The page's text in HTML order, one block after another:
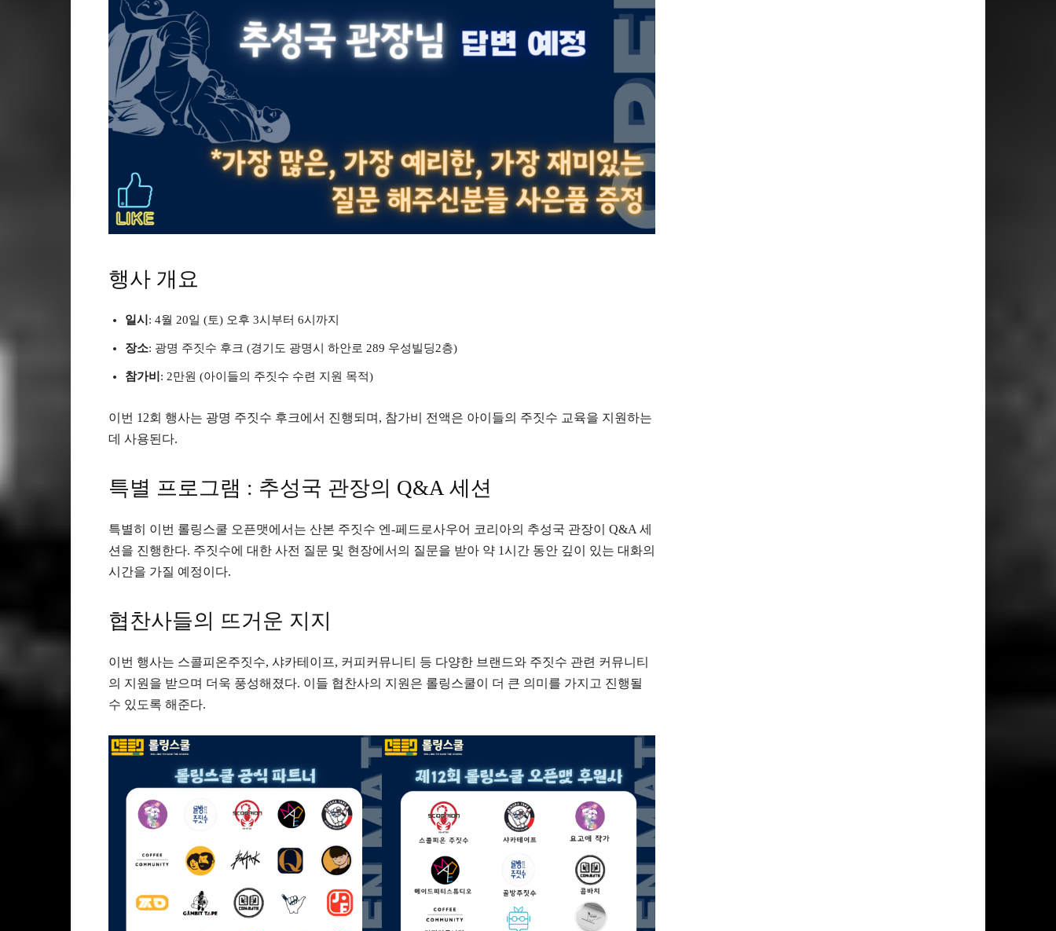
행사 개요
일시 : 4월 20일 (토) 오후 3시부터 6시까지
장소: 광명 주짓수 후크 (경기도 광명시 하안로 289 우성빌딩2층)
참가비 : 2만원 (아이들의 주짓수 수련 지원 목적)
이번 12회 행사는 광명 주짓수 후크에서 진행되며, 참가비 전액은 아이들의 주짓수 교육을 지원하는
데 사용된다.
특별 프로그램 : 추성국 관장의 Q&A 세션
특별히 이번 롤링스쿨 오픈맷에서는 산본 주짓수 엔-페드로사우어 코리아의 추성국 관장이 Q&A 세
션을 진행한다. 주짓수에 대한 사전 질문 및 현장에서의 질문을 받아 약 1시간 동안 깊이 있는 대화의
시간을 가질 예정이다.
협찬사들의 뜨거운 지지
이번 행사는 스콜피온주짓수, 샤카테이프, 커피커뮤니티 등 다양한 브랜드와 주짓수 관련 커뮤니티
의 지원을 받으며 더욱 풍성해졌다. 이들 협찬사의 지원은 롤링스쿨이 더 큰 의미를 가지고 진행될
수 있도록 해준다.